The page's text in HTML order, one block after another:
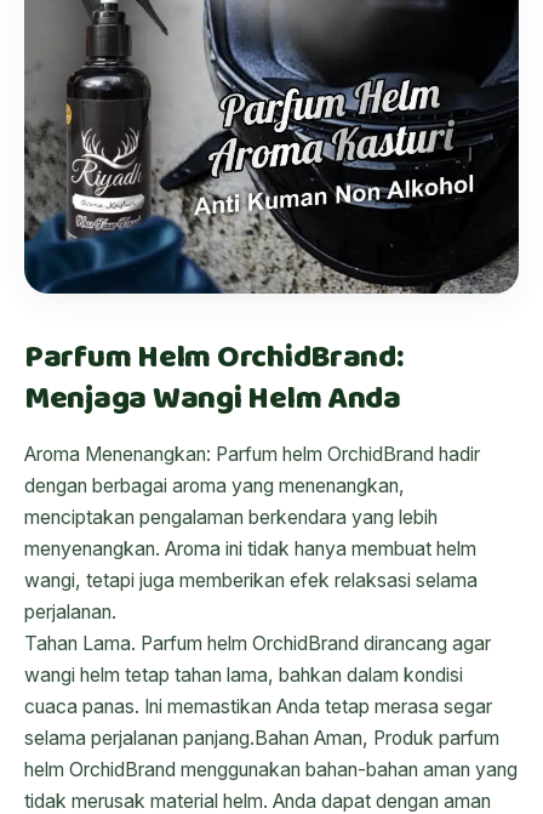
Parfum Helm OrchidBrand:
Menjaga Wangi Helm Anda
Aroma Menenangkan: Parfum helm OrchidBrand hadir
dengan berbagai aroma yang menenangkan,
menciptakan pengalaman berkendara yang lebih
menyenangkan. Aroma ini tidak hanya membuat helm
wangi, tetapi juga memberikan efek relaksasi selama
perjalanan.
Tahan Lama. Parfum helm OrchidBrand dirancang agar
wangi helm tetap tahan lama, bahkan dalam kondisi
cuaca panas. Ini memastikan Anda tetap merasa segar
selama perjalanan panjang.Bahan Aman, Produk parfum
helm OrchidBrand menggunakan bahan-bahan aman yang
tidak merusak material helm. Anda dapat dengan aman